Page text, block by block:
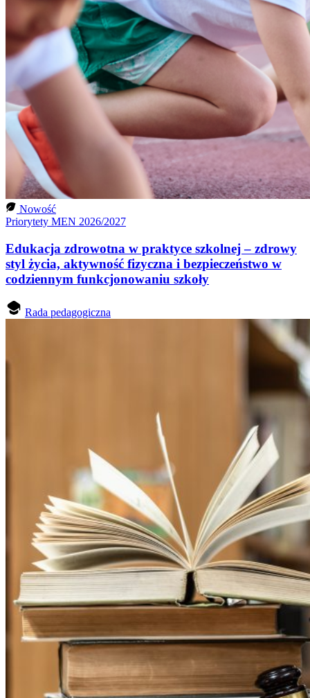
Nowość
Priorytety MEN 2026/2027
Edukacja zdrowotna w praktyce szkolnej – zdrowy
styl życia, aktywność fizyczna i bezpieczeństwo w
codziennym funkcjonowaniu szkoły
Rada pedagogiczna